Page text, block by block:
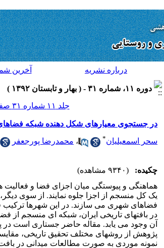
درباره نشريه آخرين
دوره ۱۱، شماره ۳۱ - ( بهار و تابستان ۱۳۹۲ )
جلد ۱۱ شماره ۳۱ صفحات ۸۲-۶۵
در جستجوی معیارهای شکل دهنده شبکه
سحر اسمعیلیان* ، محمدرضا پورجعفر
چکیده:
(۹۳۴۰ مشاهده)
هماهنگی و پیوستگی میان اجزای فضا و
یک کل منسجم از اجزا جلوه نمایند. از سوی
فضاهای شهری می سازند. در این شهرها
در بافتهای تاریخی ایران، شبکه ای منسجم از
آن وجود می یابد. مقاله حاضر جستاری است در
پژوهش از روشهای مختلف تحقیق تاریخی،
نمونه موردی به صورت مطالعات میدانی در